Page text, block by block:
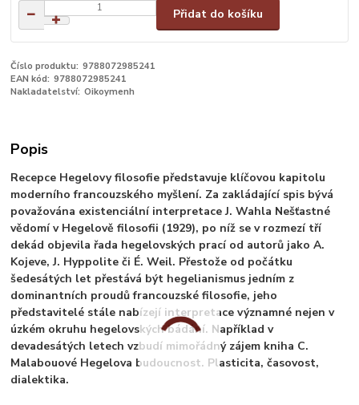
Přidat do košíku
Číslo produktu: 9788072985241
EAN kód: 9788072985241
Nakladatelství: Oikoymenh
Popis
Recepce Hegelovy filosofie představuje klíčovou kapitolu
moderního francouzského myšlení. Za zakládající spis bývá
považována existenciální interpretace J. Wahla Nešťastné
vědomí v Hegelově filosofii (1929), po níž se v rozmezí tří
dekád objevila řada hegelovských prací od autorů jako A.
Kojeve, J. Hyppolite či É. Weil. Přestože od počátku
šedesátých let přestává být hegelianismus jedním z
dominantních proudů francouzské filosofie, jeho
představitelé stále nabízejí interpretace významné nejen v
úzkém okruhu hegelovských bádání. Například v
devadesátých letech vzbudí mimořádný zájem kniha C.
Malabouové Hegelova budoucnost. Plasticita, časovost,
dialektika.